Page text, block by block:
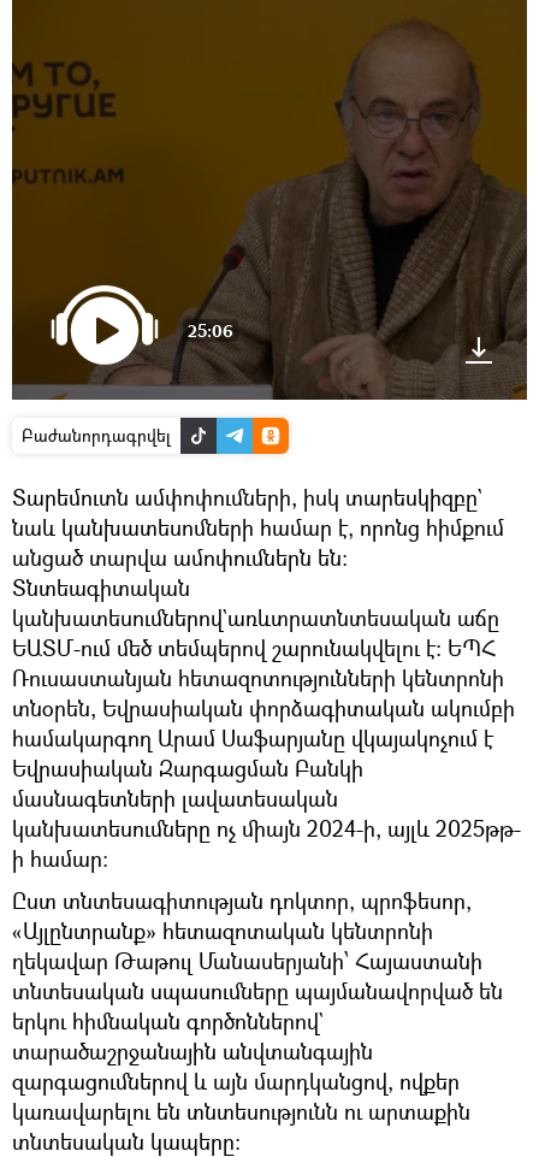
25:06
Բաժանորդագրվել
Տարեմուտն ամփոփումների, իսկ տարեսկիզբը`
նաև կանխատեսոմների համար է, որոնց հիմքում
անցած տարվա ամոփումներն են։
Տնտեագիտական
կանխատեսումներով`առևտրատնտեսական աճը
ԵԱՏՄ-ում մեծ տեմպերով շարունակվելու է։ ԵՊՀ
Ռուսաստանյան հետազոտությունների կենտրոնի
տնօրեն, Եվրասիական փորձագիտական ակումբի
համակարգող Արամ Սաֆարյանը վկայակոչում է
Եվրասիական Զարգացման Բանկի
մասնագետների լավատեսական
կանխատեսումները ոչ միայն 2024-ի, այլև 2025թթ-
ի համար։
Ըստ տնտեսագիտության դոկտոր, պրոֆեսոր,
«Այլընտրանք» հետազոտական կենտրոնի
ղեկավար Թաթուլ Մանասերյանի՝ Հայաստանի
տնտեսական սպասումները պայմանավորված են
երկու հիմնական գործոններով`
տարածաշրջանային անվտանգային
զարգացումներով և այն մարդկանցով, ովքեր
կառավարելու են տնտեսությունն ու արտաքին
տնտեսական կապերը։